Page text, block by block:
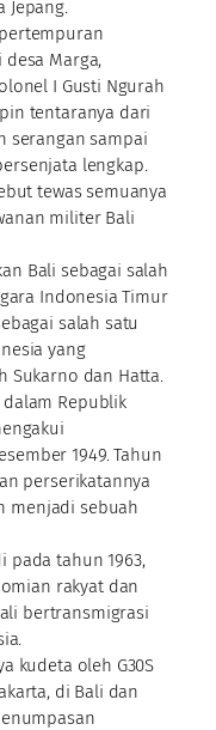
Jepang.
Marga,
I Gusti Ngurah
tentaranya dari
serangan sampai
lengkap.
tewas semuanya
militer Bali
Bali sebagai salah
Indonesia Timur
salah satu
yang
Sukarno dan Hatta.
Republik
1949. Tahun
perserikatannya
menjadi sebuah
pada tahun 1963,
rakyat dan
bertransmigrasi
kudeta oleh G30S
di Bali dan